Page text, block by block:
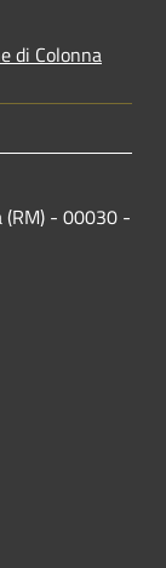
di Colonna
(RM) - 00030 -